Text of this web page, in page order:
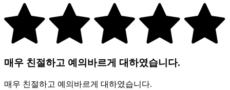
매우 친절하고 예의바르게 대하였습니다.
매우 친절하고 예의바르게 대하였습니다.